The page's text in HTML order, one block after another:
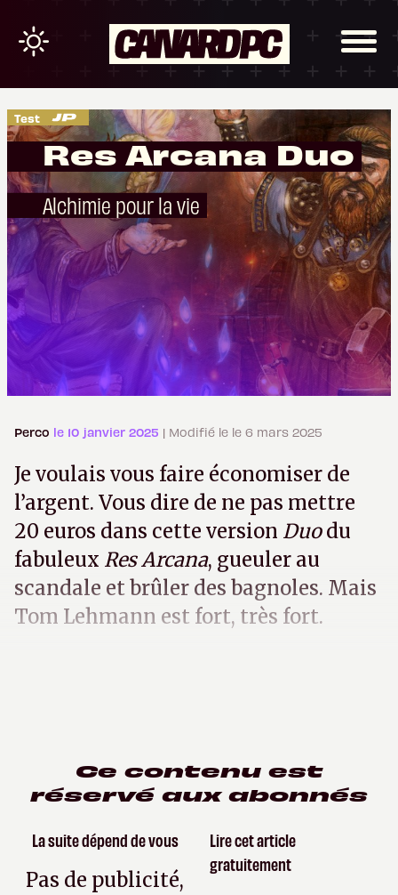
Test
Res Arcana Duo
Alchimie pour la vie
Perco le 10 janvier 2025 | Modifié le le 6 mars 2025
Je voulais vous faire économiser de
l’argent. Vous dire de ne pas mettre
20 euros dans cette version Duodu
fabuleux Res Arcana, gueuler au
scandale et brûler des bagnoles. Mais
Tom Lehmann est fort, très fort.
Ce contenu est
réservé aux abonnés
La suite dépend de vous
Pas de publicité,
Lire cet article
gratuitement